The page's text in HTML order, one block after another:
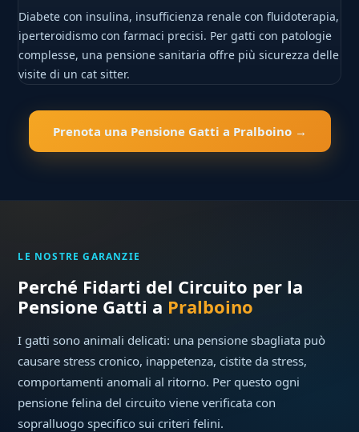
Diabete con insulina, insufficienza renale con fluidoterapia,
iperteroidismo con farmaci precisi. Per gatti con patologie
complesse, una pensione sanitaria offre più sicurezza delle
visite di un cat sitter.
Prenota una Pensione Gatti a Pralboino →
LE NOSTRE GARANZIE
Perché Fidarti del Circuito per la
Pensione Gatti a Pralboino
I gatti sono animali delicati: una pensione sbagliata può
causare stress cronico, inappetenza, cistite da stress,
comportamenti anomali al ritorno. Per questo ogni
pensione felina del circuito viene verificata con
sopralluogo specifico sui criteri felini.